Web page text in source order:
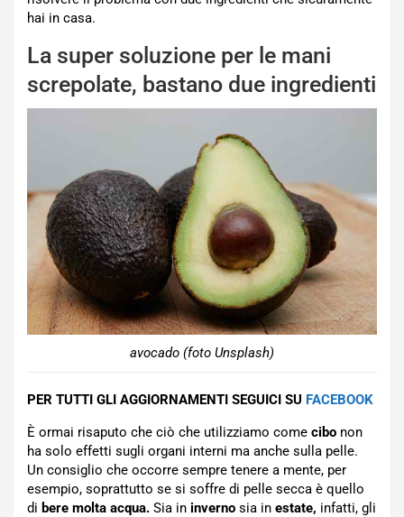
hai in casa.
La super soluzione per le mani
screpolate, bastano due ingredienti
avocado (foto Unsplash)
PER TUTTI GLI AGGIORNAMENTI SEGUICI SU FACEBOOK
È ormai risaputo che ciò che utilizziamo come cibo non
ha solo effetti sugli organi interni ma anche sulla pelle.
Un consiglio che occorre sempre tenere a mente, per
esempio, soprattutto se si soffre di pelle secca è quello
di bere molta acqua. Sia in inverno sia in estate, infatti, gli